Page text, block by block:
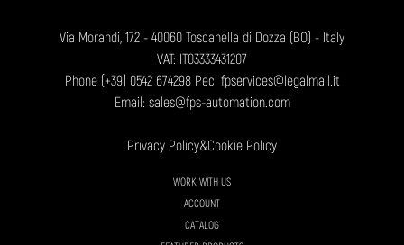
Via Morandi, 172 - 40060 Toscanella di Dozza (BO) - Italy
VAT: IT03333431207
Phone (+39) 0542 674298Pec: fpservices@legalmail.it
Email: sales@fps-automation.com
Privacy Policy&Cookie Policy
WORK WITH US
ACCOUNT
CATALOG